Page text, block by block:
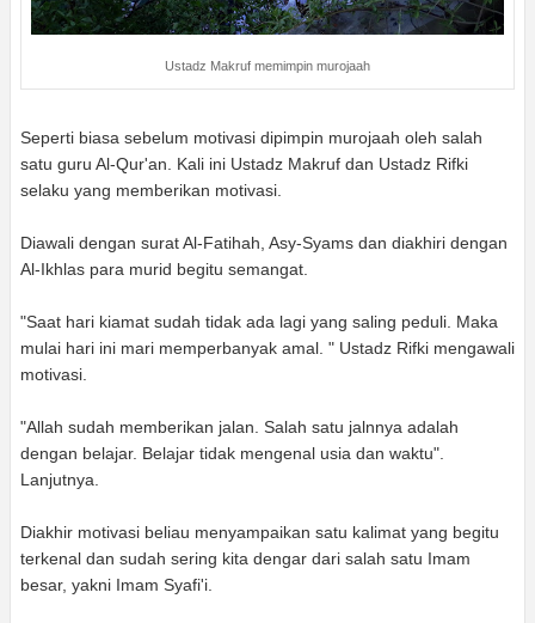
Ustadz Makruf memimpin murojaah
Seperti biasa sebelum motivasi dipimpin murojaah oleh salah
satu guru Al-Qur'an. Kali ini Ustadz Makruf dan Ustadz Rifki
selaku yang memberikan motivasi.
Diawali dengan surat Al-Fatihah, Asy-Syams dan diakhiri dengan
Al-Ikhlas para murid begitu semangat.
"Saat hari kiamat sudah tidak ada lagi yang saling peduli. Maka
mulai hari ini mari memperbanyak amal. " Ustadz Rifki mengawali
motivasi.
"Allah sudah memberikan jalan. Salah satu jalnnya adalah
dengan belajar. Belajar tidak mengenal usia dan waktu".
Lanjutnya.
Diakhir motivasi beliau menyampaikan satu kalimat yang begitu
terkenal dan sudah sering kita dengar dari salah satu Imam
besar, yakni Imam Syafi'i.